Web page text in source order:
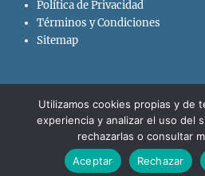
Política de Privacidad
Términos y Condiciones
Sitemap
Copyright © 2026Electricistas
Reserved.
Clean Education por
Utilizamos cookies propias y de
experiencia y analizar el uso del
rechazarlas o consultar
Aceptar
Rechazar